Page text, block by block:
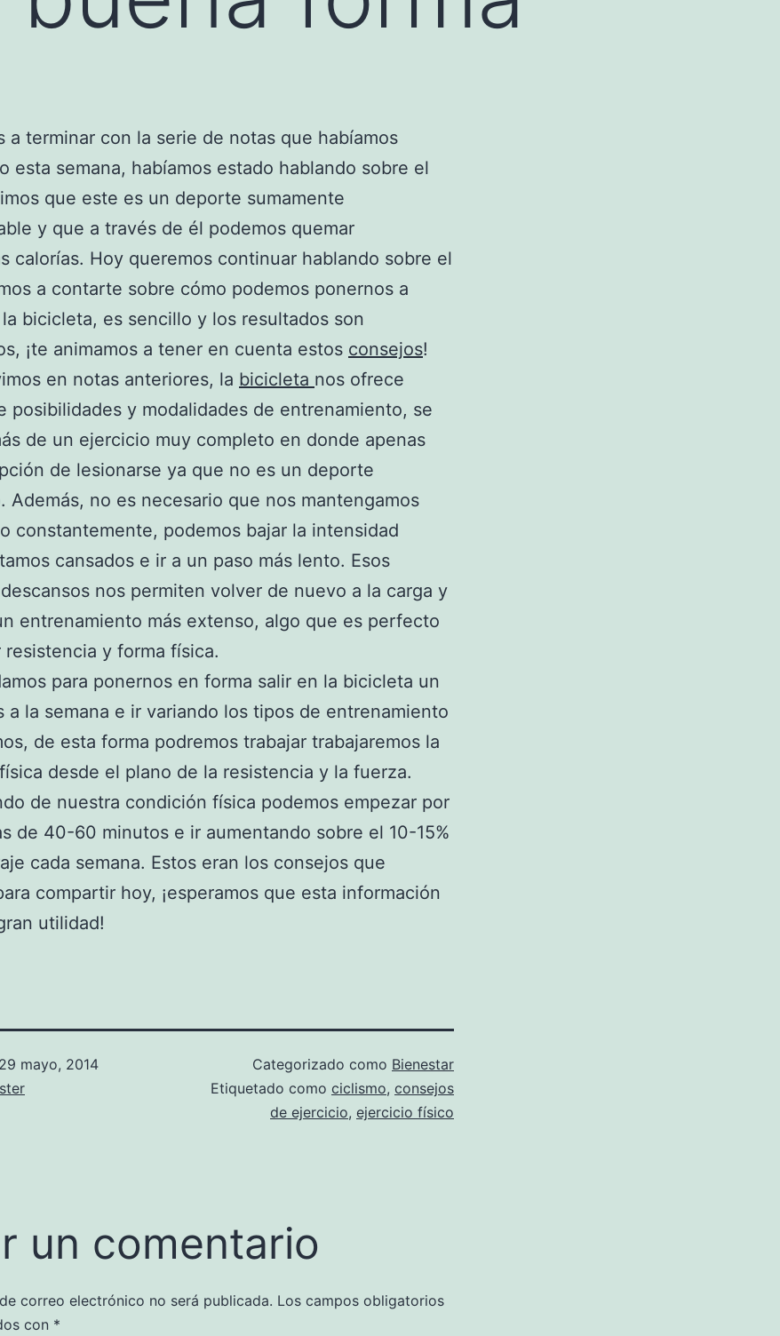
a terminar con la serie de notas que habíamos
esta semana, habíamos estado hablando sobre el
que este es un deporte sumamente
y que a través de él podemos quemar
calorías. Hoy queremos continuar hablando sobre el
a contarte sobre cómo podemos ponernos a
bicicleta, es sencillo y los resultados son
¡te animamos a tener en cuenta estos consejos!
en notas anteriores, la bicicleta nos ofrece
posibilidades y modalidades de entrenamiento, se
de un ejercicio muy completo en donde apenas
de lesionarse ya que no es un deporte
Además, no es necesario que nos mantengamos
constantemente, podemos bajar la intensidad
cansados e ir a un paso más lento. Esos
nos permiten volver de nuevo a la carga y
entrenamiento más extenso, algo que es perfecto
resistencia y forma física.
para ponernos en forma salir en la bicicleta un
a la semana e ir variando los tipos de entrenamiento
de esta forma podremos trabajar trabajaremos la
desde el plano de la resistencia y la fuerza.
de nuestra condición física podemos empezar por
de 40-60 minutos e ir aumentando sobre el 10-15%
cada semana. Estos eran los consejos que
compartir hoy, ¡esperamos que esta información
utilidad!
29 mayo, 2014
Categorizado como Bienestar
Etiquetado como ciclismo, consejos
de ejercicio, ejercicio físico
un comentario
correo electrónico no será publicada. Los campos obligatorios
con *